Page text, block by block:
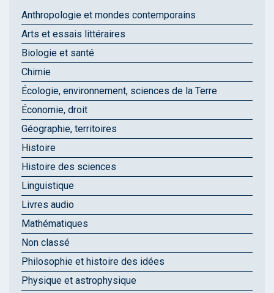
Anthropologie et mondes contemporains
Arts et essais littéraires
Biologie et santé
Chimie
Écologie, environnement, sciences de la Terre
Économie, droit
Géographie, territoires
Histoire
Histoire des sciences
Linguistique
Livres audio
Mathématiques
Non classé
Philosophie et histoire des idées
Physique et astrophysique